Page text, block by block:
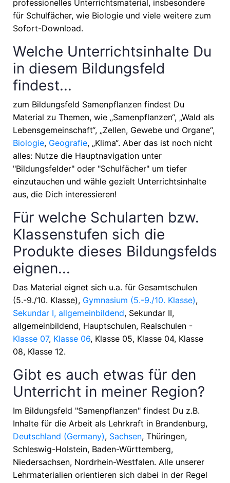
professionelles Unterrichtsmaterial, insbesondere
für Schulfächer, wie Biologie und viele weitere zum
Sofort-Download.
Welche Unterrichtsinhalte Du
in diesem Bildungsfeld
findest...
zum Bildungsfeld Samenpflanzen findest Du
Material zu Themen, wie „Samenpflanzen“, „Wald als
Lebensgemeinschaft“, „Zellen, Gewebe und Organe“,
Biologie, Geografie, „Klima“. Aber das ist noch nicht
alles: Nutze die Hauptnavigation unter
"Bildungsfelder" oder "Schulfächer" um tiefer
einzutauchen und wähle gezielt Unterrichtsinhalte
aus, die Dich interessieren!
Für welche Schularten bzw.
Klassenstufen sich die
Produkte dieses Bildungsfelds
eignen...
Das Material eignet sich u.a. für Gesamtschulen
(5.-9./10. Klasse), Gymnasium (5.-9./10. Klasse),
Sekundar I, allgemeinbildend, Sekundar II,
allgemeinbildend, Hauptschulen, Realschulen -
Klasse 07, Klasse 06, Klasse 05, Klasse 04, Klasse
08, Klasse 12.
Gibt es auch etwas für den
Unterricht in meiner Region?
Im Bildungsfeld "Samenpflanzen" findest Du z.B.
Inhalte für die Arbeit als Lehrkraft in Brandenburg,
Deutschland (Germany), Sachsen, Thüringen,
Schleswig-Holstein, Baden-Württemberg,
Niedersachsen, Nordrhein-Westfalen. Alle unserer
Lehrmaterialien orientieren sich dabei in der Regel